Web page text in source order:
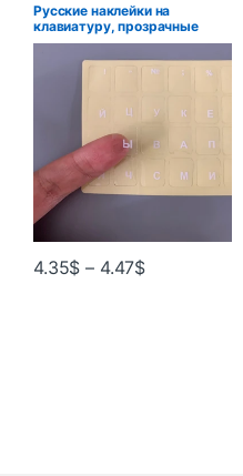
Русские наклейки на
клавиатуру, прозрачные
пастерные бирки, сильная
вязкость, крышка
клавиатуры, алфавитная
4.35$ – 4.47$